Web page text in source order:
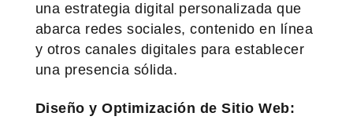
una estrategia digital personalizada que
abarca redes sociales, contenido en línea
y otros canales digitales para establecer
una presencia sólida.
Diseño y Optimización de Sitio Web: